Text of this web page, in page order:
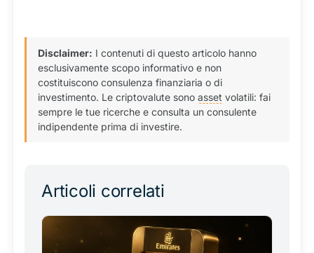
Disclaimer: I contenuti di questo articolo hanno
esclusivamente scopo informativo e non
costituiscono consulenza finanziaria o di
investimento. Le criptovalute sono asset volatili: fai
sempre le tue ricerche e consulta un consulente
indipendente prima di investire.
Articoli correlati